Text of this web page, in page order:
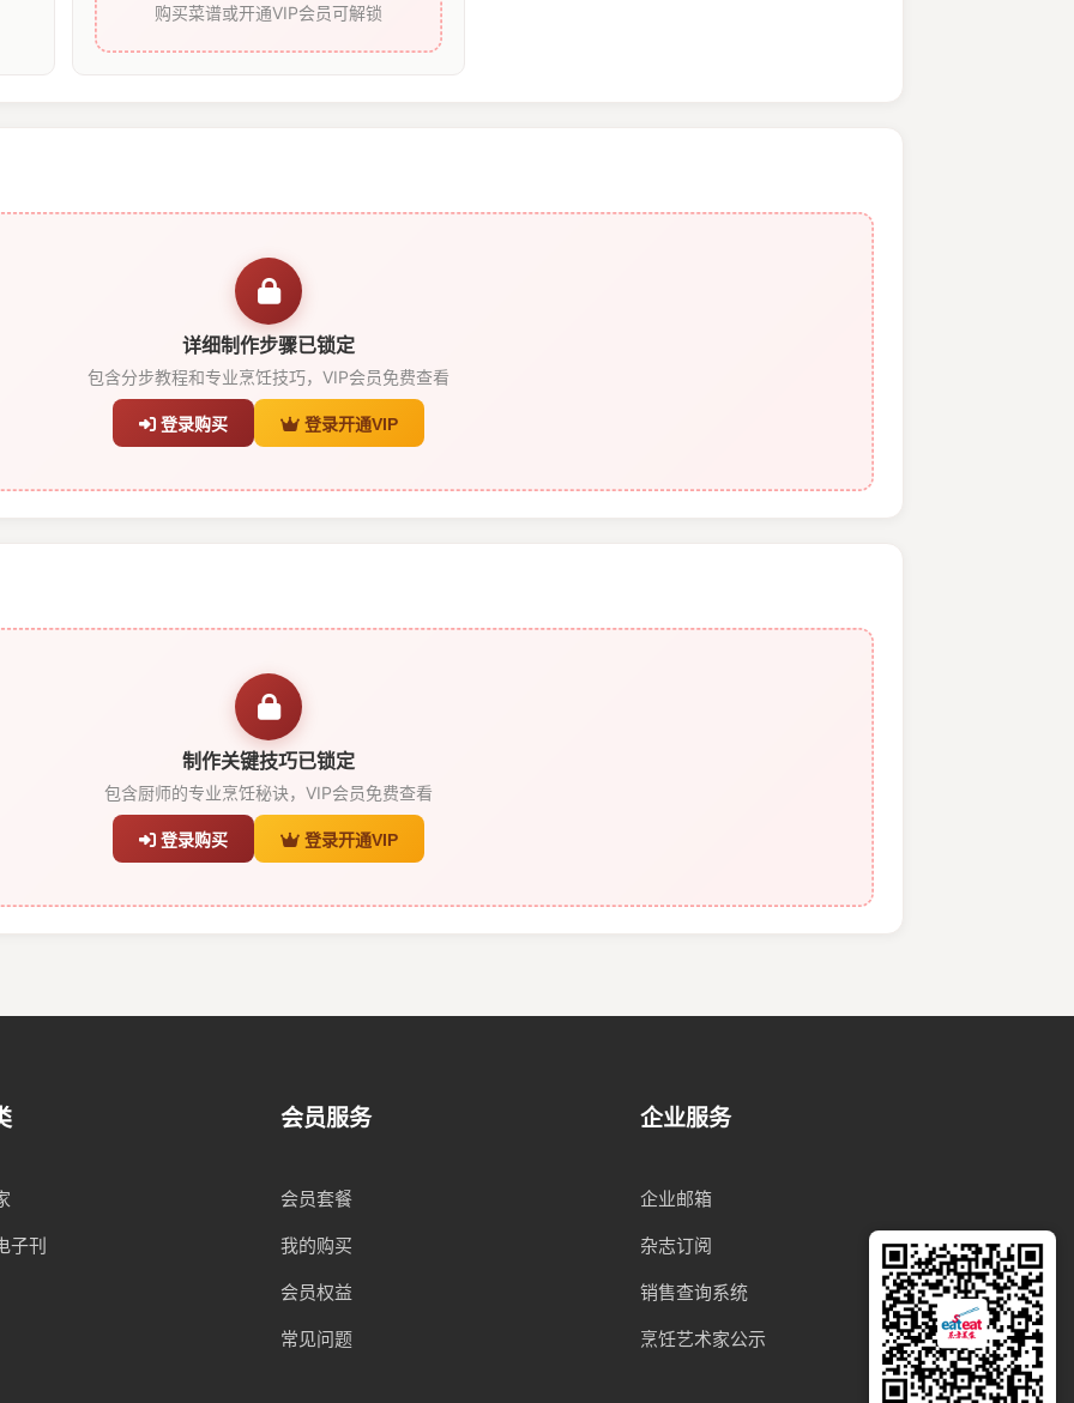
购买菜谱或开通VIP会员可解锁
详细制作步骤已锁定
包含分步教程和专业烹饪技巧，VIP会员免费查看
登录购买 登录开通VIP
制作关键技巧已锁定
包含厨师的专业烹饪秘诀，VIP会员免费查看
登录购买 登录开通VIP
子刊
会员服务
会员套餐
我的购买
会员权益
常见问题
企业服务
企业邮箱
杂志订阅
销售查询系统
烹饪艺术家公示